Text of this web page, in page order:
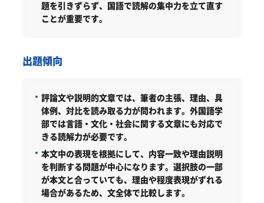
題を引きずらず、国語で読解の集中力を立て直す
ことが重要です。
出題傾向
評論文や説明的文章では、筆者の主張、理由、具
体例、対比を読み取る力が問われます。外国語学
部では言語・文化・社会に関する文章にも対応で
きる読解力が必要です。
本文中の表現を根拠にして、内容一致や理由説明
を判断する問題が中心になります。選択肢の一部
が本文と合っていても、理由や程度表現がずれる
場合があるため、文全体で比較します。